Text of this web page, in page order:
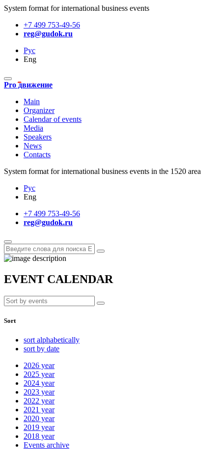
System format for international business events
+7 499 753-49-56
reg@gudok.ru
Рус
Eng
Pro движение
Main
Organizer
Calendar of events
Media
Speakers
News
Contacts
System format for international business events in the 1520 area
Рус
Eng
+7 499 753-49-56
reg@gudok.ru
EVENT CALENDAR
Sort
sort alphabetically
sort by date
2026 year
2025 year
2024 year
2023 year
2022 year
2021 year
2020 year
2019 year
2018 year
Events archive